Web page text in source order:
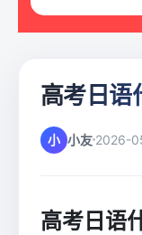
高考日语
小 小友 2026-
高考日语